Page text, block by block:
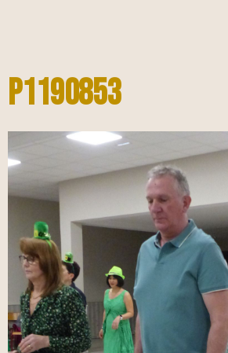
P1190853